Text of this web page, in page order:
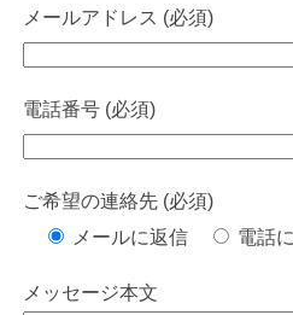
メールアドレス (必須)
電話番号 (必須)
ご希望の連絡先 (必須)
メールに返信
電話
メッセージ本文